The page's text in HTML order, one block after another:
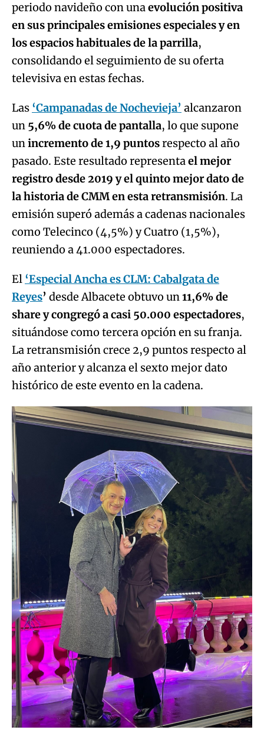
periodo navideño con unaevolución positiva
en sus principales emisiones especiales y en
los espacios habituales de la parrilla,
consolidando el seguimiento de su oferta
televisiva en estas fechas.
Las ‘Campanadas de Nochevieja’ alcanzaron
un 5,6% de cuota de pantalla, lo que supone
unincremento de 1,9 puntosrespecto al año
pasado. Este resultado representael mejor
registro desde 2019 y el quinto mejor dato de
la historia de CMM en esta retransmisión. La
emisión superó además a cadenas nacionales
como Telecinco (4,5%) y Cuatro (1,5%),
reuniendo a 41.000 espectadores.
El ‘Especial Ancha es CLM: Cabalgata de
Reyes’ desde Albacete obtuvo un11,6% de
share y congregó a casi 50.000 espectadores,
situándose como tercera opción en su franja.
La retransmisión crece 2,9 puntos respecto al
año anterior y alcanza el sexto mejor dato
histórico de este evento en la cadena.